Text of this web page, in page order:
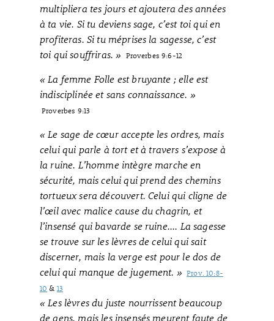
multipliera tes jours et ajoutera des années
à ta vie. Si tu deviens sage, c’est toi qui en
profiteras. Si tu méprises la sagesse, c’est
toi qui souffriras. » Proverbes 9:6-12
« La femme Folle est bruyante ; elle est
indisciplinée et sans connaissance. »
Proverbes 9:13
« Le sage de cœur accepte les ordres, mais
celui qui parle à tort et à travers s’expose à
la ruine. L’homme intègre marche en
sécurité, mais celui qui prend des chemins
tortueux sera découvert. Celui qui cligne de
l’œil avec malice cause du chagrin, et
l’insensé qui bavarde se ruine.... La sagesse
se trouve sur les lèvres de celui qui sait
discerner, mais la verge est pour le dos de
celui qui manque de jugement. » Prov. 10:8-
10 & 13
« Les lèvres du juste nourrissent beaucoup
de gens, mais les insensés meurent faute de